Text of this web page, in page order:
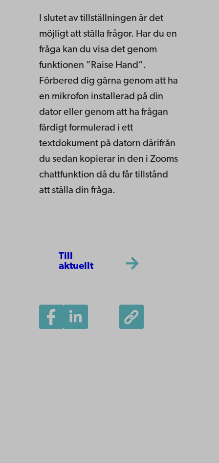
I slutet av tillställningen är det
möjligt att ställa frågor. Har du en
fråga kan du visa det genom
funktionen ”Raise Hand”.
Förbered dig gärna genom att ha
en mikrofon installerad på din
dator eller genom att ha frågan
färdigt formulerad i ett
textdokument på datorn därifrån
du sedan kopierar in den i Zooms
chattfunktion då du får tillstånd
att ställa din fråga.
Till
aktuellt